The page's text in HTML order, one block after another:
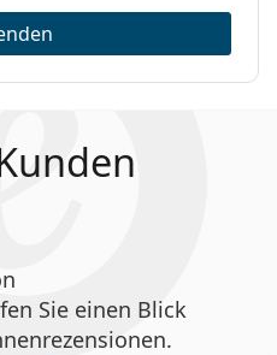
Sie einen Blick